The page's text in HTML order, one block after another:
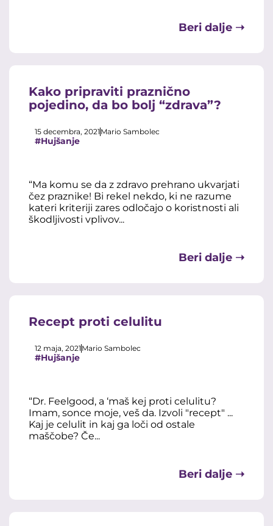
Beri dalje ➝
Kako pripraviti praznično
pojedino, da bo bolj “zdrava”?
15 decembra, 2021 Mario Sambolec
#Hujšanje
“Ma komu se da z zdravo prehrano ukvarjati
čez praznike! Bi rekel nekdo, ki ne razume
kateri kriteriji zares odločajo o koristnosti ali
škodljivosti vplivov...
Beri dalje ➝
Recept proti celulitu
12 maja, 2021 Mario Sambolec
#Hujšanje
“Dr. Feelgood, a ‘maš kej proti celulitu?
Imam, sonce moje, veš da. Izvoli "recept" ...
Kaj je celulit in kaj ga loči od ostale
maščobe? Če...
Beri dalje ➝